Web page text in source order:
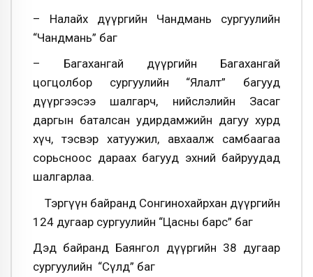
– Налайх дүүргийн Чандмань сургуулийн
“Чандмань” баг
– Багахангай дүүргийн Багахангай
цогцолбор сургуулийн “Ялалт” багууд
дүүргээсээ шалгарч, нийслэлийн Засаг
даргын баталсан удирдамжийн дагуу хурд
хүч, тэсвэр хатуужил, авхаалж самбаагаа
сорьсноос дараах багууд эхний байруудад
шалгарлаа.
Тэргүүн байранд Сонгинохайрхан дүүргийн
124 дугаар сургуулийн “Цасны барс” баг
Дэд байранд Баянгол дүүргийн 38 дугаар
сургуулийн “Сүлд” баг